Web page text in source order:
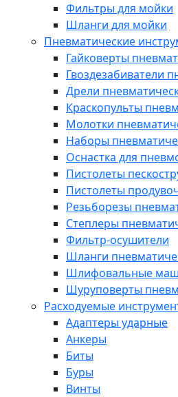
Фильтры для мойки
Шланги для мойки
Пневматические
Гайковерты
Гвоздезабиватели
Дрели
Краскопульты
Молотки
Наборы
Оснастка для
Пистолеты
Пистолеты
Резьборезы
Степлеры
Фильтр-осушители
Шланги
Шлифовальные
Шуруповерты
Расходуемые
Адаптеры ударные
Анкеры
Биты
Буры
Винты